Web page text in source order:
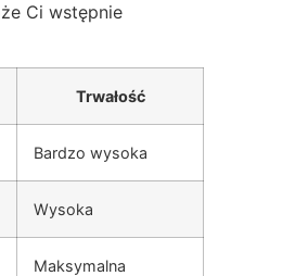
Ci wstępnie
Trwałość
Bardzo wysoka
Wysoka
Maksymalna